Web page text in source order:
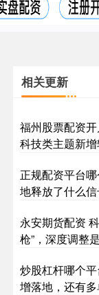
相关更新
福州股票配资
科技类主题新
正规配资平台
地释放了什么
永安期货配资
枪”，深度调整
炒股杠杆哪个
增落地，还有